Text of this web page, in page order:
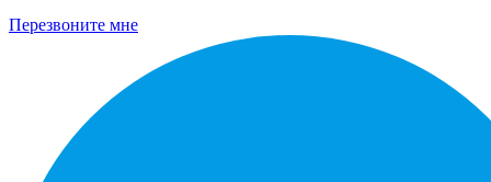
Перезвоните мне